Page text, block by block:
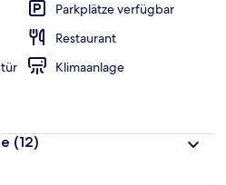
Parkplätze verfügbar
Restaurant
Klimaanlage
(12)